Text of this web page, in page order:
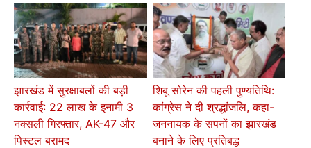
झारखंड में सुरक्षाबलों की बड़ी
कार्रवाई: 22 लाख के इनामी 3
नक्सली गिरफ्तार, AK-47 और
पिस्टल बरामद
शिबू सोरेन की पहली पुण्यतिथि:
कांग्रेस ने दी श्रद्धांजलि, कहा-
जननायक के सपनों का झारखंड
बनाने के लिए प्रतिबद्ध